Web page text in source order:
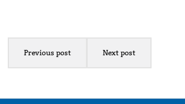
Previous post Next post